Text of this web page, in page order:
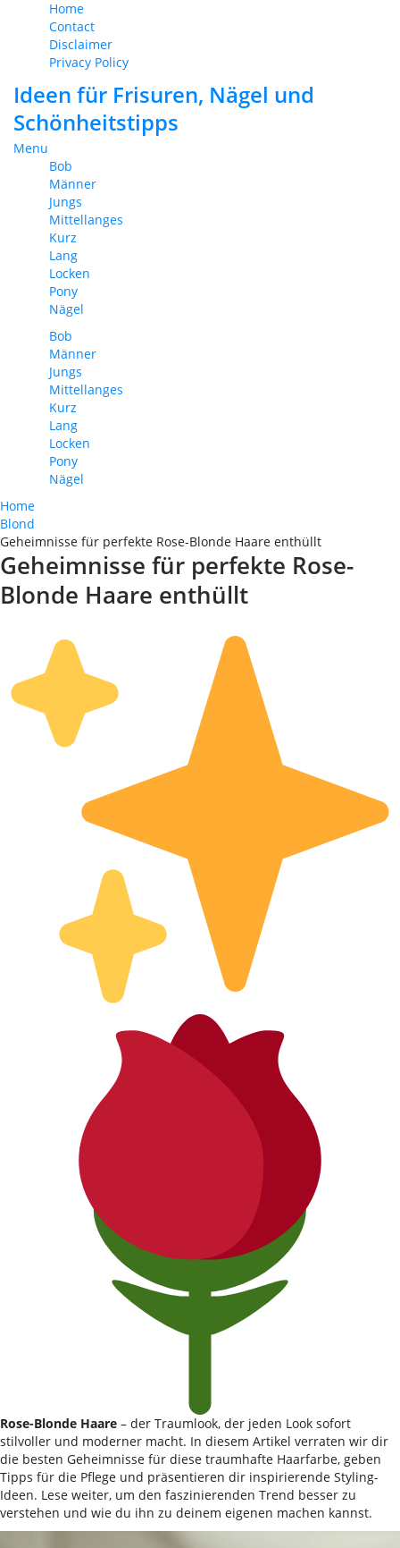
Home
Contact
Disclaimer
Privacy Policy
Ideen für Frisuren, Nägel und
Schönheitstipps
Menu
Bob
Männer
Jungs
Mittellanges
Kurz
Lang
Locken
Pony
Nägel
Bob
Männer
Jungs
Mittellanges
Kurz
Lang
Locken
Pony
Nägel
Home
Blond
Geheimnisse für perfekte Rose-Blonde Haare enthüllt
Geheimnisse für perfekte Rose-
Blonde Haare enthüllt
Rose-Blonde Haare – der Traumlook, der jeden Look sofort
stilvoller und moderner macht. In diesem Artikel verraten wir dir
die besten Geheimnisse für diese traumhafte Haarfarbe, geben
Tipps für die Pflege und präsentieren dir inspirierende Styling-
Ideen. Lese weiter, um den faszinierenden Trend besser zu
verstehen und wie du ihn zu deinem eigenen machen kannst.